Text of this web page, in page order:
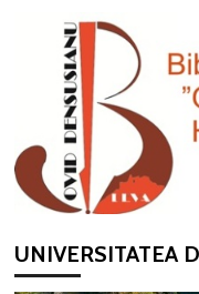
UNIVERSITATEA